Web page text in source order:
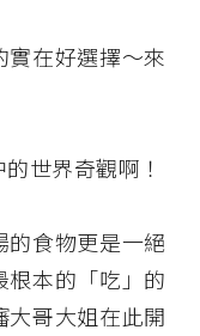
在好選擇～來
世界奇觀啊！
的食物更是一絕
本的「吃」的
哥大姐在此開